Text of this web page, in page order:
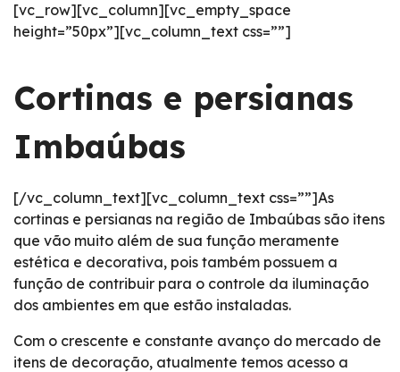
[vc_row][vc_column][vc_empty_space
height=”50px”][vc_column_text css=””]
Cortinas e persianas
Imbaúbas
[/vc_column_text][vc_column_text css=””]As
cortinas e persianas na região de Imbaúbas são itens
que vão muito além de sua função meramente
estética e decorativa, pois também possuem a
função de contribuir para o controle da iluminação
dos ambientes em que estão instaladas.
Com o crescente e constante avanço do mercado de
itens de decoração, atualmente temos acesso a